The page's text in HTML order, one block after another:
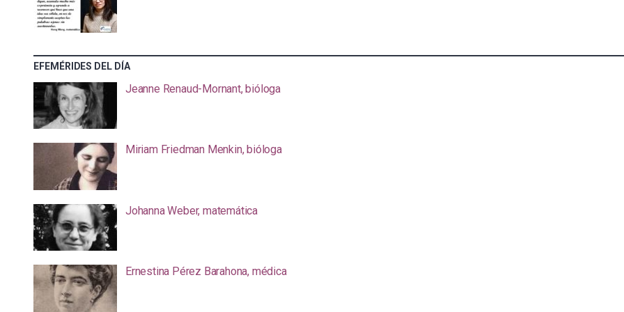
EFEMÉRIDES DEL DÍA
Jeanne Renaud-Mornant, bióloga
Miriam Friedman Menkin, bióloga
Johanna Weber, matemática
Ernestina Pérez Barahona, médica